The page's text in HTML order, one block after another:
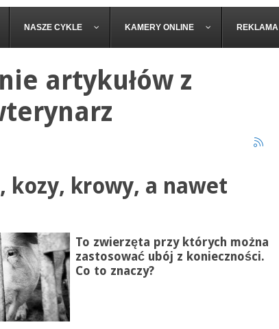
NASZE CYKLE KAMERY ONLINE REKLAMA
artykułów z
kozy, krowy, a nawet
To zwierzęta przy których można
zastosować ubój z konieczności.
Co to znaczy?